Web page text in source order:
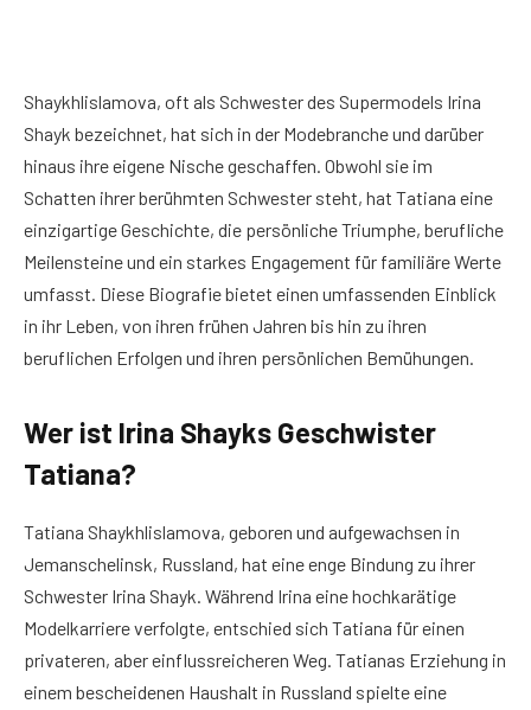
Shaykhlislamova, oft als Schwester des Supermodels Irina
Shayk bezeichnet, hat sich in der Modebranche und darüber
hinaus ihre eigene Nische geschaffen. Obwohl sie im
Schatten ihrer berühmten Schwester steht, hat Tatiana eine
einzigartige Geschichte, die persönliche Triumphe, berufliche
Meilensteine ​​und ein starkes Engagement für familiäre Werte
umfasst. Diese Biografie bietet einen umfassenden Einblick
in ihr Leben, von ihren frühen Jahren bis hin zu ihren
beruflichen Erfolgen und ihren persönlichen Bemühungen.
Wer ist Irina Shayks Geschwister
Tatiana?
Tatiana Shaykhlislamova, geboren und aufgewachsen in
Jemanschelinsk, Russland, hat eine enge Bindung zu ihrer
Schwester Irina Shayk. Während Irina eine hochkarätige
Modelkarriere verfolgte, entschied sich Tatiana für einen
privateren, aber einflussreicheren Weg. Tatianas Erziehung in
einem bescheidenen Haushalt in Russland spielte eine